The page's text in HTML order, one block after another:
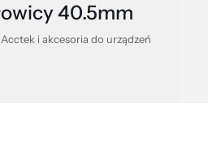
40.5mm
i akcesoria do urządzeń